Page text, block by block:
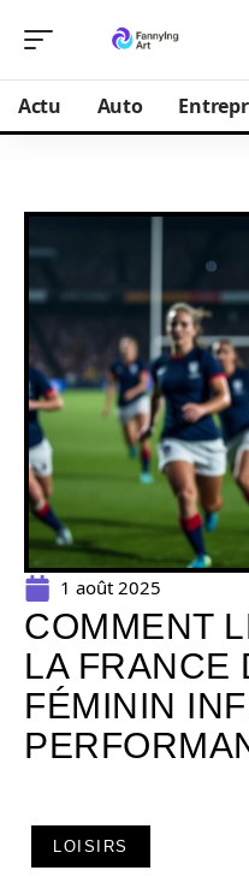
Actu Auto
1 août 2025
COMMENT
LA FRANCE
FÉMININ
LOISIRS